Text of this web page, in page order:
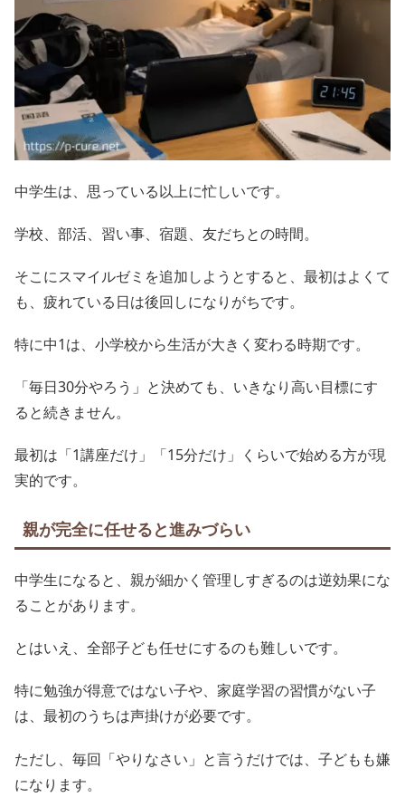
中学生は、思っている以上に忙しいです。
学校、部活、習い事、宿題、友だちとの時間。
そこにスマイルゼミを追加しようとすると、最初はよくて
も、疲れている日は後回しになりがちです。
特に中1は、小学校から生活が大きく変わる時期です。
「毎日30分やろう」と決めても、いきなり高い目標にす
ると続きません。
最初は「1講座だけ」「15分だけ」くらいで始める方が現
実的です。
親が完全に任せると進みづらい
中学生になると、親が細かく管理しすぎるのは逆効果にな
ることがあります。
とはいえ、全部子ども任せにするのも難しいです。
特に勉強が得意ではない子や、家庭学習の習慣がない子
は、最初のうちは声掛けが必要です。
ただし、毎回「やりなさい」と言うだけでは、子どもも嫌
になります。